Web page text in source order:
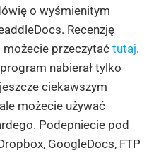
o wyśmienitym
Recenzję
przeczytaćtutaj.
nabierał tylko
ciekawszym
możecie używać
Podepniecie pod
GoogleDocs, FTP